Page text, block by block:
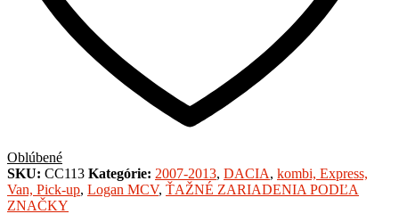
Oblúbené
SKU: CC113 Kategórie: 2007-2013, DACIA, kombi, Express,
Van, Pick-up, Logan MCV, ŤAŽNÉ ZARIADENIA PODĽA
ZNAČKY